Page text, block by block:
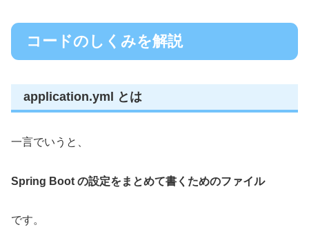
コードのしくみを解説
application.yml とは
一言でいうと、
Spring Boot の設定をまとめて書くためのファイル
です。